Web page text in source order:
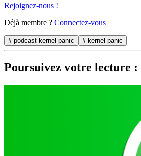
Rejoignez-nous !
Déjà membre ? Connectez-vous
# podcast kernel panic # kernel panic
Poursuivez votre lecture :